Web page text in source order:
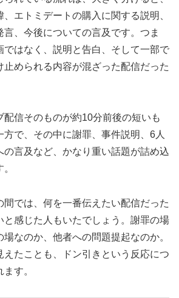
エトミデートの購入に関する説明、
、今後についての言及です。つま
はなく、 説明と告白、そして一部で
止められる内容が混ざった配信だった
配信そのものが約10分前後の短いも
方で、その中に謝罪、事件説明、6人
の言及など、かなり重い話題が詰め込
間では、何を一番伝えたい配信だった
と感じた人もいたでしょう。謝罪の場
なのか、他者への問題提起なのか。
えたことも、ドン引きという反応につ
す。